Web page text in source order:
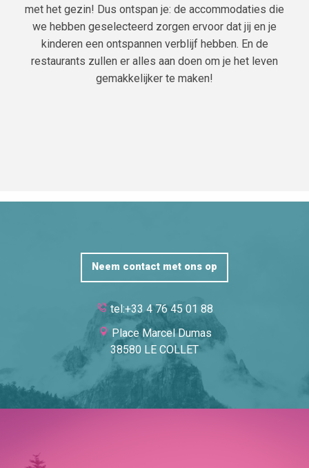
met het gezin! Dus ontspan je: de accommodaties die
we hebben geselecteerd zorgen ervoor dat jij en je
kinderen een ontspannen verblijf hebben. En de
restaurants zullen er alles aan doen om je het leven
gemakkelijker te maken!
Neem contact met ons op
tel:+33 4 76 45 01 88
Place Marcel Dumas
38580 LE COLLET